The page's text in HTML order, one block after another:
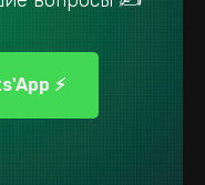
⚡